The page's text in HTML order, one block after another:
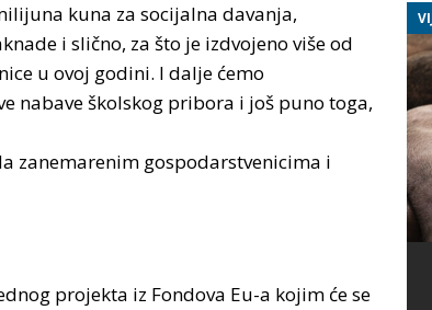
kuna za socijalna davanja,
i slično, za što je izdvojeno više od
u ovoj godini. I dalje ćemo
nabave školskog pribora i još puno toga,
zanemarenim gospodarstvenicima i
projekta iz Fondova Eu-a kojim će se